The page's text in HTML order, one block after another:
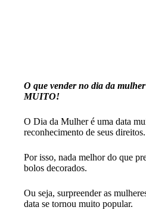
O que vender no dia da
MUITO!
O Dia da Mulher é uma data
reconhecimento de seus direitos.
Por isso, nada melhor do que
bolos decorados.
Ou seja, surpreender as
data se tornou muito popular.